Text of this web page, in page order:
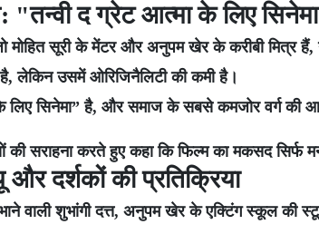
"तन्वी द ग्रेट आत्मा के लिए
मोहित सूरी के मेंटर और अनुपम खेर के करीबी मित्र हैं,
लेकिन उसमें ओरिजिनैलिटी की कमी है।
लिए सिनेमा” है, और समाज के सबसे कमजोर वर्ग की
सराहना करते हुए कहा कि फिल्म का मकसद सिर्फ
और दर्शकों की प्रतिक्रिया
वाली शुभांगी दत्त, अनुपम खेर के एक्टिंग स्कूल